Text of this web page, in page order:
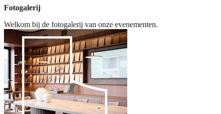
Fotogalerij
Welkom bij de fotogalerij van onze evenementen.